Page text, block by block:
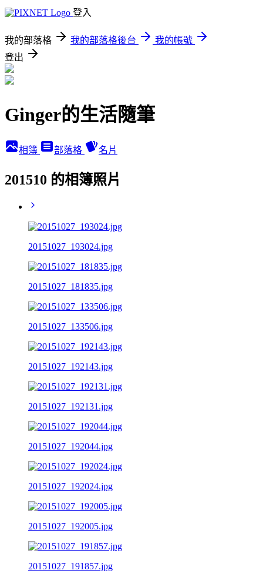
登入
我的部落格 我的部落格後台
我的帳號
登出
Ginger的生活隨筆
相簿 部落格 名片
201510 的相簿照片
20151027_193024.jpg
20151027_181835.jpg
20151027_133506.jpg
20151027_192143.jpg
20151027_192131.jpg
20151027_192044.jpg
20151027_192024.jpg
20151027_192005.jpg
20151027_191857.jpg